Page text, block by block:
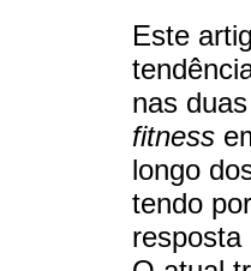
Este
nas
fitness
longo
tendo
resposta